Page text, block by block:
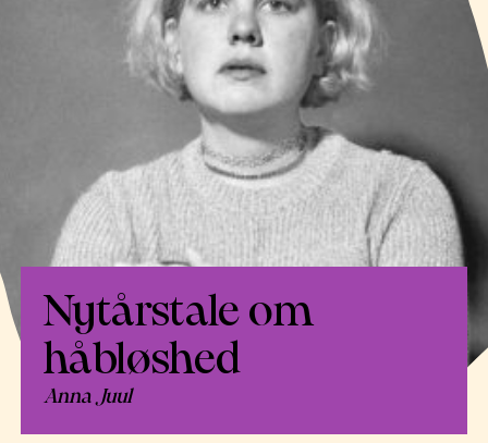
Nytårstale om
håbløshed
Anna Juul